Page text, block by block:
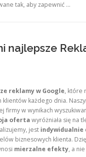
tak, aby zapewnić …
najlepsze
reklamy w Google, które
klientów każdego dnia.
firmy w wynikach
oferta wyróżniała się na
jest indywidualnie
biznesowych klienta.
mierzalne efekty, a